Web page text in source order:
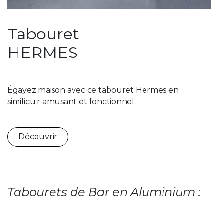
Tabouret
HERMES
Égayez maison avec ce tabouret Hermes en
similicuir amusant et fonctionnel.
Découvrir
Tabourets de Bar en Aluminium :